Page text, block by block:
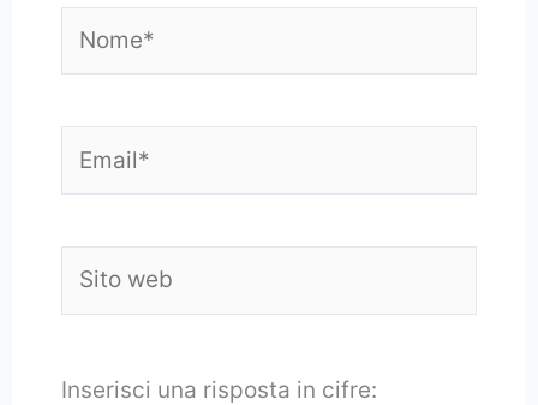
web
Inserisci una risposta in cifre: